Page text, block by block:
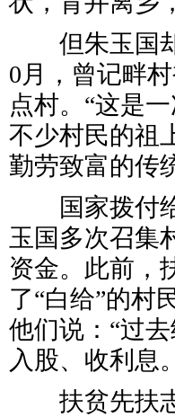
但朱玉国却
0月，曾记畔
点村。“这是
不少村民的祖
勤劳致富的传
国家拨付给
玉国多次召集
资金。此前，
了“白给”的村
他们说：“过
入股、收利息
扶贫先扶志